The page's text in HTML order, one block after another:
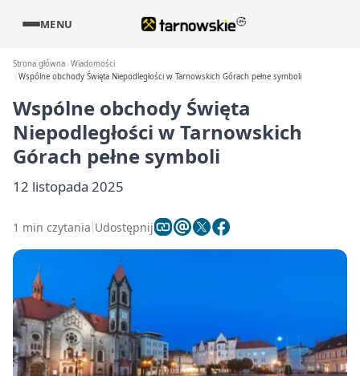
MENU
Strona główna Wiadomości
Wspólne obchody Święta Niepodległości w Tarnowskich Górach pełne symboli
Wspólne obchody Święta
Niepodległości w Tarnowskich
Górach pełne symboli
12 listopada 2025
1 min czytania Udostępnij